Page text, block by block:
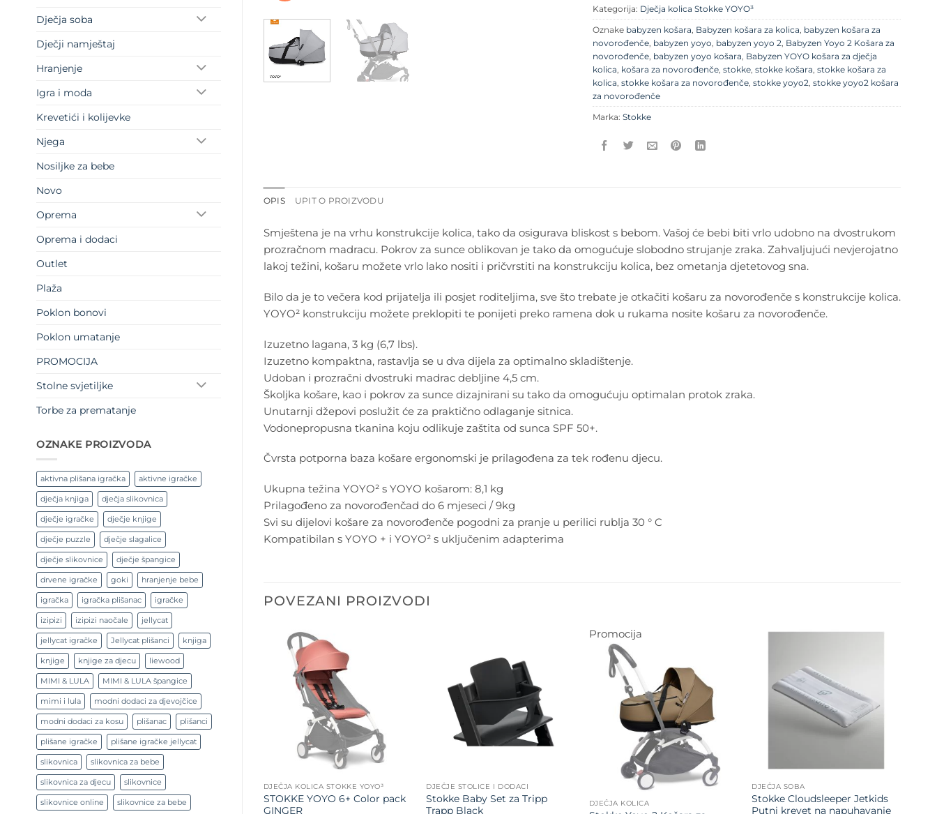
Dječja soba
Dječji namještaj
Hranjenje
Igra i moda
Krevetići i kolijevke
Njega
Nosiljke za bebe
Novo
Oprema
Oprema i dodaci
Outlet
Plaža
Poklon bonovi
Poklon umatanje
PROMOCIJA
Stolne svjetiljke
Torbe za prematanje
OZNAKE PROIZVODA
aktivna plišana igračka aktivne igračke
dječja knjiga dječja slikovnica
dječje igračke dječje knjige
dječje puzzle dječje slagalice
dječje slikovnice dječje špangice
drvene igračke goki hranjenje bebe
igračka igračka plišanac igračke
izipizi izipizi naočale jellycat
jellycat igračke Jellycat plišanci knjiga
knjige knjige za djecu liewood
MIMI & LULA MIMI & LULA špangice
mimi i lula modni dodaci za djevojčice
modni dodaci za kosu plišanac plišanci
plišane igračke plišane igračke jellycat
slikovnica slikovnica za bebe
slikovnica za djecu slikovnice
slikovnice online slikovnice za bebe
Kategorija: Dječja kolica Stokke YOYO³
Oznake babyzen košara Babyzen košara za kolica babyzen košara za
novorođenče babyzen yoyo babyzen yoyo 2 Babyzen Yoyo 2 Košara za
novorođenče babyzen yoyo košara Babyzen YOYO košara za dječja
kolica košara za novorođenče stokke stokke košara stokke košara za
kolica stokke košara za novorođenče stokke yoyo2 stokke yoyo2 košara
za novorođenče
Marka: Stokke
OPIS UPIT O PROIZVODU
Smještena je na vrhu konstrukcije kolica, tako da osigurava bliskost s bebom. Vašoj će bebi biti vrlo udobno na dvostrukom
prozračnom madracu. Pokrov za sunce oblikovan je tako da omogućuje slobodno strujanje zraka. Zahvaljujući nevjerojatno
lakoj težini, košaru možete vrlo lako nositi i pričvrstiti na konstrukciju kolica, bez ometanja djetetovog sna.
Bilo da je to večera kod prijatelja ili posjet roditeljima, sve što trebate je otkačiti košaru za novorođenče s konstrukcije kolica.
YOYO² konstrukciju možete preklopiti te ponijeti preko ramena dok u rukama nosite košaru za novorođenče.
Izuzetno lagana, 3 kg (6,7 lbs).
Izuzetno kompaktna, rastavlja se u dva dijela za optimalno skladištenje.
Udoban i prozračni dvostruki madrac debljine 4,5 cm.
Školjka košare, kao i pokrov za sunce dizajnirani su tako da omogućuju optimalan protok zraka.
Unutarnji džepovi poslužit će za praktično odlaganje sitnica.
Vodonepropusna tkanina koju odlikuje zaštita od sunca SPF 50+.
Čvrsta potporna baza košare ergonomski je prilagođena za tek rođenu djecu.
Ukupna težina YOYO² s YOYO košarom: 8,1 kg
Prilagođeno za novorođenčad do 6 mjeseci / 9kg
Svi su dijelovi košare za novorođenče pogodni za pranje u perilici rublja 30 ° C
Kompatibilan s YOYO + i YOYO² s uključenim adapterima
POVEZANI PROIZVODI
DJEČJA KOLICA STOKKE YOYO³
STOKKE YOYO 6+ Color pack
GINGER
DJEČJE STOLICE I DODACI
Stokke Baby Set za Tripp
Trapp Black
Promocija
Dodajte
na listu
želja
DJEČJA KOLICA
DJEČJA SOBA
Stokke Cloudsleeper Jetkids
Putni krevet na napuhavanje